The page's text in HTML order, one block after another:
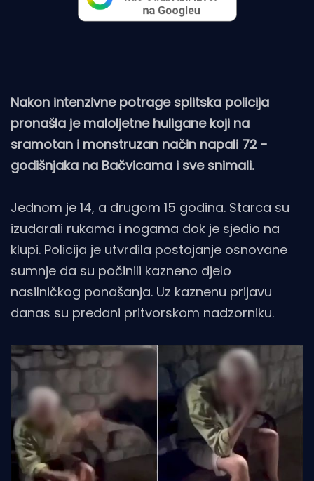
Nakon intenzivne potrage splitska policija
pronašla je maloljetne huligane koji na
sramotan i monstruzan način napali 72 -
godišnjaka na Bačvicama i sve snimali.
Jednom je 14, a drugom 15 godina. Starca su
izudarali rukama i nogama dok je sjedio na
klupi. Policija je utvrdila postojanje osnovane
sumnje da su počinili kazneno djelo
nasilničkog ponašanja. Uz kaznenu prijavu
danas su predani pritvorskom nadzorniku.